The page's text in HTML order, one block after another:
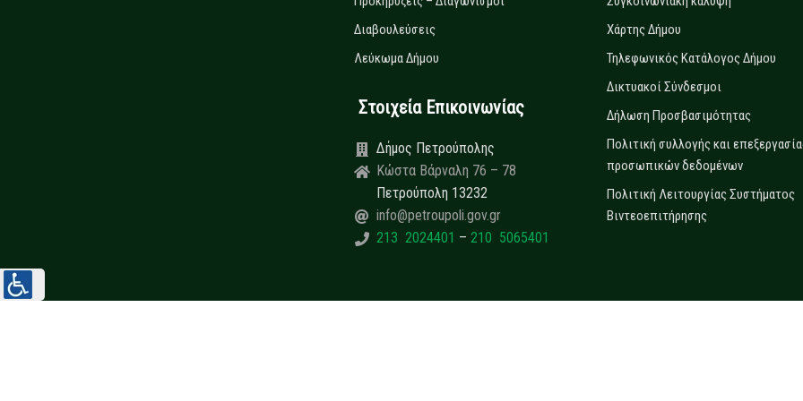
Διαβουλεύσεις
Λεύκωμα Δήμου
Στοιχεία Επικοινωνίας
Δήμος Πετρούπολης
Κώστα Βάρναλη 76 – 78
Πετρούπολη 13232
info@petroupoli.gov.gr
213 2024401 – 210 5065401
Χάρτης Δήμου
Τηλεφωνικός Κατάλογος Δήμου
Δικτυακοί Σύνδεσμοι
Δήλωση Προσβασιμότητας
Πολιτική συλλογής και
προσωπικών δεδομένων
Πολιτική Λειτουργίας Συστήματος
Βιντεοεπιτήρησης